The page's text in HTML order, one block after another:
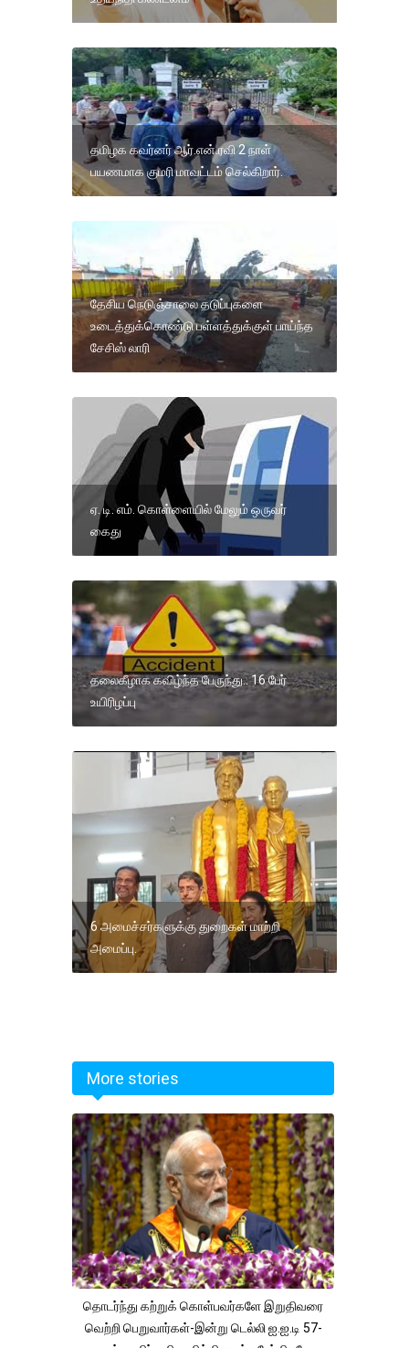
தமிழக கவர்னர் ஆர்.என்.ரவி 2 நாள்
பயணமாக குமரி மாவட்டம் செல்கிறார்.
தேசிய நெடுஞ்சாலை தடுப்புகளை
உடைத்துக்கொண்டு பள்ளத்துக்குள் பாய்ந்த
சேசிஸ் லாரி
ஏ. டி. எம். கொள்ளையில் மேலும் ஒருவர்
கைது
தலைகீழாக கவிழ்ந்த பேருந்து.. 16 பேர்
உயிரிழப்பு
6 அமைச்சர்களுக்கு துறைகள் மாற்றி
அமைப்பு.
More stories
தொடர்ந்து கற்றுக் கொள்பவர்களே இறுதிவரை
வெற்றி பெறுவார்கள்-இன்று டெல்லி ஐ.ஐ.டி 57-